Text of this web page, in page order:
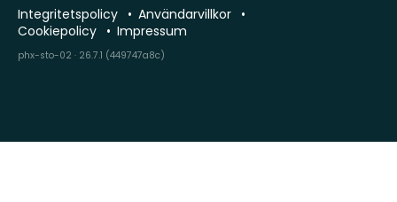
Integritetspolicy
Användarvillkor
Cookiepolicy
Impressum
phx-sto-02 · 26.7.1 (449747a8c)